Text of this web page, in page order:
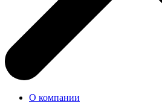
О компании